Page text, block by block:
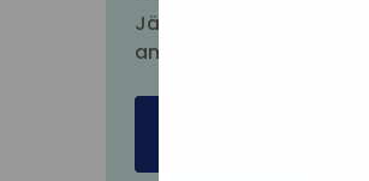
Jäsenjärjestöille ja muille
ammattilaisille